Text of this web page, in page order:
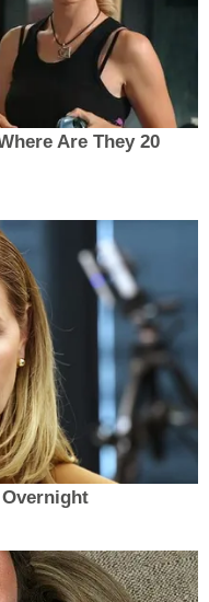
Are They 20